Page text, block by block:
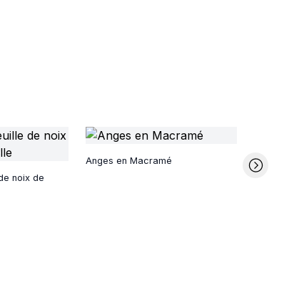
noix de
Anges en Macramé